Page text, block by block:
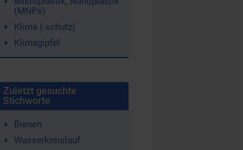
(MNPs)
Klima (-schutz)
Klimagipfel
Zuletzt gesuchte
Stichworte
Bienen
Wasserkreislauf